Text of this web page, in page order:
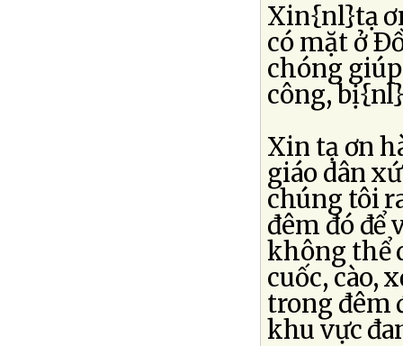
Xin{nl}tạ
có mặt ở
chóng
công,
Xin tạ ơn
giáo dân
chúng tôi
đêm đó để
không thể
cuốc, cào,
trong đêm
khu vực